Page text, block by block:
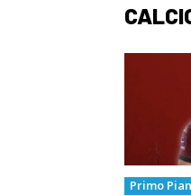
Primo